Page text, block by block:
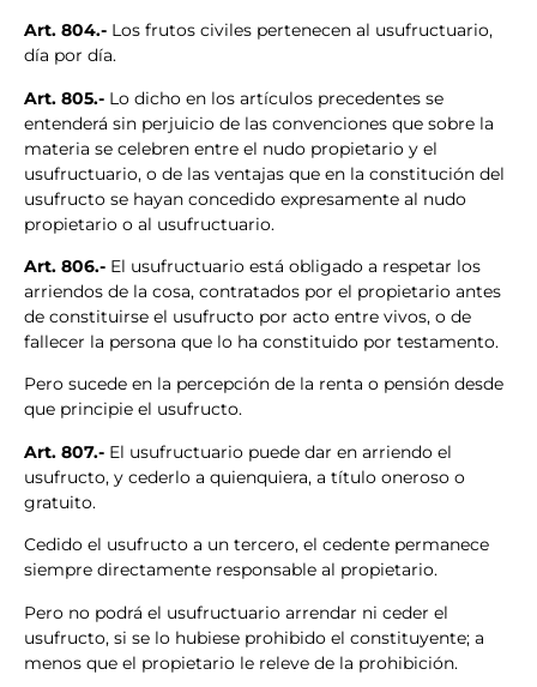
Art. 804.- Los frutos civiles pertenecen al usufructuario,
día por día.
Art. 805.- Lo dicho en los artículos precedentes se
entenderá sin perjuicio de las convenciones que sobre la
materia se celebren entre el nudo propietario y el
usufructuario, o de las ventajas que en la constitución del
usufructo se hayan concedido expresamente al nudo
propietario o al usufructuario.
Art. 806.- El usufructuario está obligado a respetar los
arriendos de la cosa, contratados por el propietario antes
de constituirse el usufructo por acto entre vivos, o de
fallecer la persona que lo ha constituido por testamento.
Pero sucede en la percepción de la renta o pensión desde
que principie el usufructo.
Art. 807.- El usufructuario puede dar en arriendo el
usufructo, y cederlo a quienquiera, a título oneroso o
gratuito.
Cedido el usufructo a un tercero, el cedente permanece
siempre directamente responsable al propietario.
Pero no podrá el usufructuario arrendar ni ceder el
usufructo, si se lo hubiese prohibido el constituyente; a
menos que el propietario le releve de la prohibición.